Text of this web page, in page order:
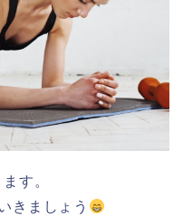
す。
きましょう